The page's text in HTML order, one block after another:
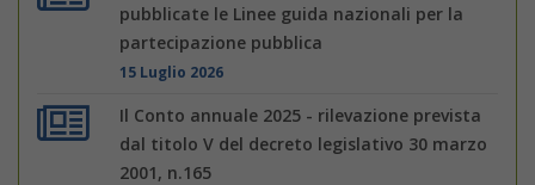
pubblicate le Linee guida nazionali per la
partecipazione pubblica
15 Luglio 2026
Il Conto annuale 2025 - rilevazione prevista
dal titolo V del decreto legislativo 30 marzo
2001, n.165